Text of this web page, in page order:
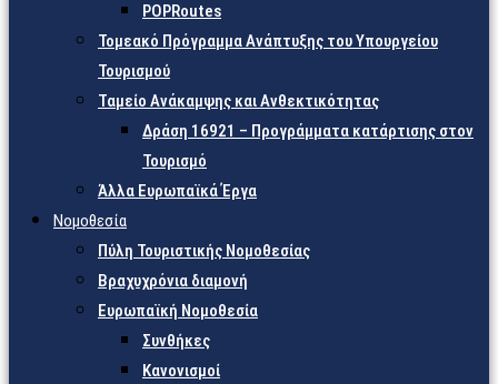
POPRoutes
Τομεακό Πρόγραμμα Ανάπτυξης του Υπουργείου
Τουρισμού
Ταμείο Ανάκαμψης και Ανθεκτικότητας
Δράση 16921 – Προγράμματα κατάρτισης στον
Τουρισμό
Άλλα Ευρωπαϊκά Έργα
Νομοθεσία
Πύλη Τουριστικής Νομοθεσίας
Βραχυχρόνια διαμονή
Ευρωπαϊκή Νομοθεσία
Συνθήκες
Κανονισμοί